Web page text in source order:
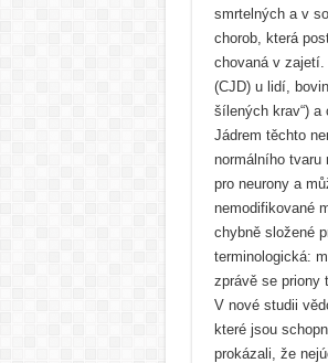
smrtelných a v
chorob, která
chovaná v zajetí.
(CJD) u lidí,
šílených krav“) a
Jádrem těchto
normálního tvaru
pro neurony a
nemodifikované
chybně složené
terminologická:
zprávě se priony
V nové studii
které jsou
prokázali, že